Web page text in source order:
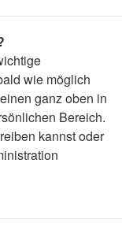
wie möglich
ganz oben in
Bereich.
kannst oder